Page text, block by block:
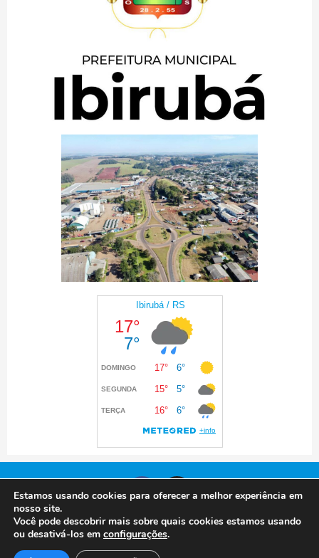
© 2024 Prefeitura de Ibirubá. Todos os direitos
reservados
Estamos usando cookies para oferecer a melhor experiência em
nosso site.
Você pode descobrir mais sobre quais cookies estamos usando
ou desativá-los em configurações.